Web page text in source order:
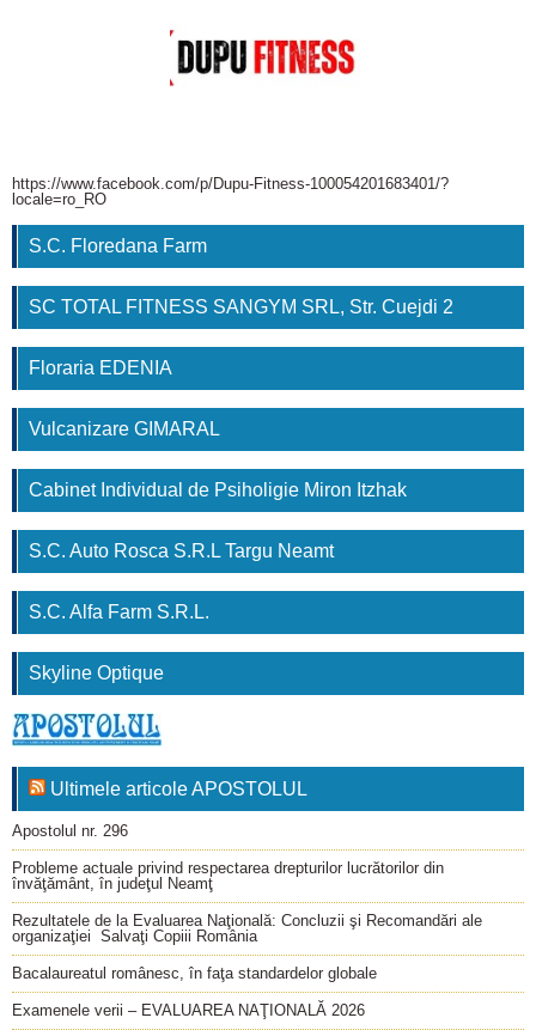
https://www.facebook.com/p/Dupu-Fitness-100054201683401/?
locale=ro_RO
S.C. Floredana Farm
SC TOTAL FITNESS SANGYM SRL, Str. Cuejdi 2
Floraria EDENIA
Vulcanizare GIMARAL
Cabinet Individual de Psiholigie Miron Itzhak
S.C. Auto Rosca S.R.L Targu Neamt
S.C. Alfa Farm S.R.L.
Skyline Optique
Ultimele articole APOSTOLUL
Apostolul nr. 296
Probleme actuale privind respectarea drepturilor lucrătorilor din
învăţământ, în judeţul Neamţ
Rezultatele de la Evaluarea Naţională: Concluzii şi Recomandări ale
organizaţiei Salvaţi Copiii România
Bacalaureatul românesc, în faţa standardelor globale
Examenele verii – EVALUAREA NAŢIONALĂ 2026